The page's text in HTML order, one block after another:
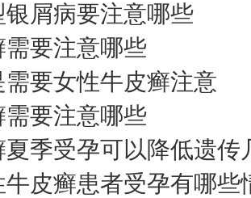
任【医生简介】 毕业于长江...[详情]
屑病要注意哪些
要注意哪些
要女性牛皮癣注意
要注意哪些
季受孕可以降低遗传
皮癣患者受孕有哪些